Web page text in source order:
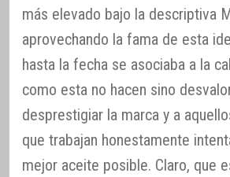
más elevado bajo la descriptiva
aprovechando la fama de esta
hasta la fecha se asociaba a la
como esta no hacen sino
desprestigiar la marca y a
que trabajan honestamente
mejor aceite posible. Claro, que